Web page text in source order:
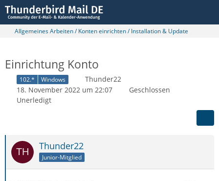
Allgemeines Arbeiten / Konten einrichten / Installation & Update
Einrichtung Konto
102.* Windows
Thunder22
18. November 2022 um 22:07
Geschlossen
Unerledigt
Thunder22
Junior-Mitglied